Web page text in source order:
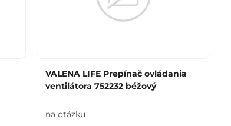
VALENA LIFE Prepínač ovládania
ventilátora 752232 béžový
na otázku